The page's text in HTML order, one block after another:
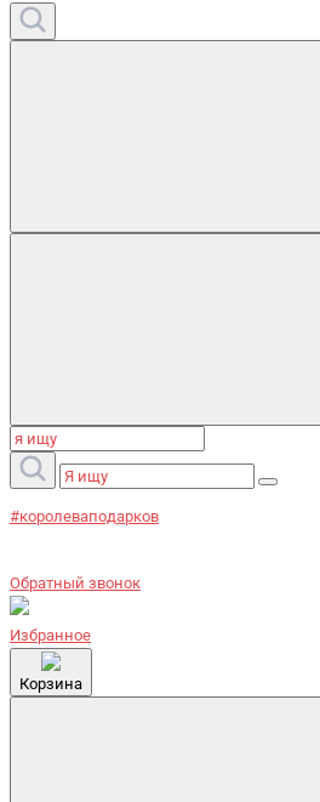
#королеваподарков
Обратный звонок
Избранное
Корзина